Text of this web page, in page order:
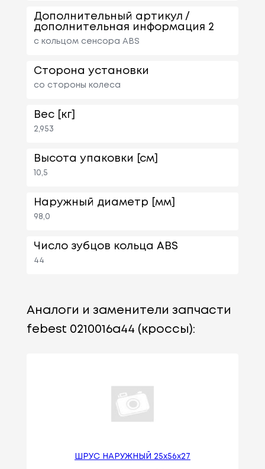
Дополнительный артикул /
дополнительная информация 2
с кольцом сенсора ABS
Сторона установки
со стороны колеса
Вес [кг]
2,953
Высота упаковки [см]
10,5
Наружный диаметр [мм]
98,0
Число зубцов кольца ABS
44
Аналоги и заменители запчасти
febest 0210016a44 (кроссы):
ШРУС НАРУЖНЫЙ 25x56x27